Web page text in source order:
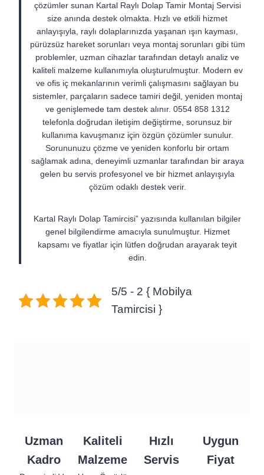
çözümler sunan Kartal Raylı Dolap Tamir Montaj Servisi
size anında destek olmakta. Hızlı ve etkili hizmet
anlayışıyla, raylı dolaplarınızda yaşanan ışın kayması,
pürüzsüz hareket sorunları veya montaj sorunları gibi tüm
problemler, uzman cihazlar tarafından detaylı analiz ve
kaliteli malzeme kullanımıyla oluşturulmuştur. Modern ev
ve ofis iç mekanlarının verimli çalışmasını sağlayan bu
sistemler, parçaların sadece tamiri değil, yeniden montaj
ve genişlemede tam destek alınır. 0554 858 1312
telefonla doğrudan iletişim değiştirme, sorunsuz bir
kullanıma kavuşmanız için özgün çözümler sunulur.
Sorununuzu çözme ve yeniden konforlu bir ortam
sağlamak adına, deneyimli uzmanlar tarafından bir araya
gelen bu servis profesyonel ve bir hizmet anlayışıyla
çözüm odaklı destek verir.
Kartal Raylı Dolap Tamircisi” yazısında kullanılan bilgiler
genel bilgilendirme amacıyla sunulmuştur. Hizmet
kapsamı ve fiyatlar için lütfen doğrudan arayarak teyit
edin.
5/5 - 2 { Mobilya
Tamircisi }
Uzman
Kadro
Kaliteli
Malzeme
Hızlı
Servis
Uygun
Fiyat